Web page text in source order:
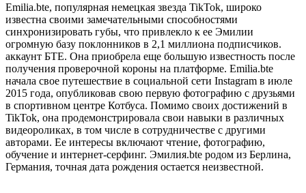
Emilia.bte, популярная немецкая звезда TikTok, широко
известна своими замечательными способностями
синхронизировать губы, что привлекло к ее Эмилии
огромную базу поклонников в 2,1 миллиона подписчиков.
аккаунт БТЕ. Она приобрела еще большую известность после
получения проверочной короны на платформе. Emilia.bte
начала свое путешествие в социальной сети Instagram в июле
2015 года, опубликовав свою первую фотографию с друзьями
в спортивном центре Котбуса. Помимо своих достижений в
TikTok, она продемонстрировала свои навыки в различных
видеороликах, в том числе в сотрудничестве с другими
авторами. Ее интересы включают чтение, фотографию,
обучение и интернет-серфинг. Эмилия.bte родом из Берлина,
Германия, точная дата рождения остается неизвестной.